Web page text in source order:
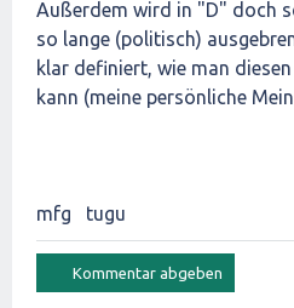
Außerdem wird in "D" doch
so lange (politisch)
klar definiert, wie man
kann (meine persönliche
mfg tugu